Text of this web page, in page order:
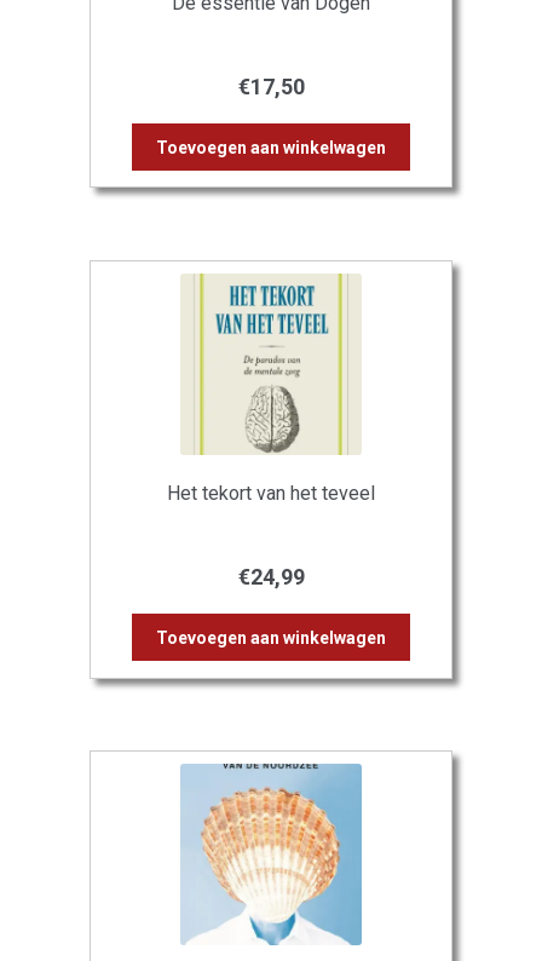
€17,50
Toevoegen aan winkelwagen
Het tekort van het teveel
€24,99
Toevoegen aan winkelwagen